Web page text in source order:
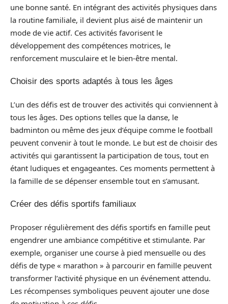
une bonne santé. En intégrant des activités physiques dans
la routine familiale, il devient plus aisé de maintenir un
mode de vie actif. Ces activités favorisent le
développement des compétences motrices, le
renforcement musculaire et le bien-être mental.
Choisir des sports adaptés à tous les âges
L’un des défis est de trouver des activités qui conviennent à
tous les âges. Des options telles que la danse, le
badminton ou même des jeux d’équipe comme le football
peuvent convenir à tout le monde. Le but est de choisir des
activités qui garantissent la participation de tous, tout en
étant ludiques et engageantes. Ces moments permettent à
la famille de se dépenser ensemble tout en s’amusant.
Créer des défis sportifs familiaux
Proposer régulièrement des défis sportifs en famille peut
engendrer une ambiance compétitive et stimulante. Par
exemple, organiser une course à pied mensuelle ou des
défis de type « marathon » à parcourir en famille peuvent
transformer l’activité physique en un événement attendu.
Les récompenses symboliques peuvent ajouter une dose